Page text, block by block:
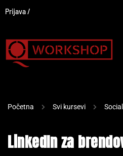
Prijava
Početna Svi kursevi
LinkedIn za